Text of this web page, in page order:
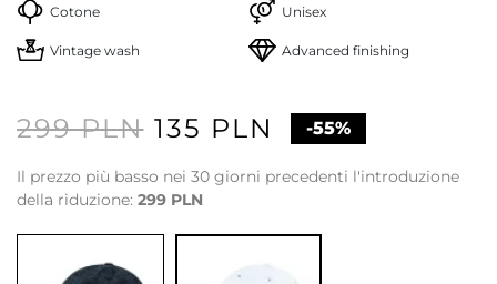
Cotone Unisex
Vintage wash Advanced finishing
299 PLN 135 PLN -55%
Il prezzo più basso nei 30 giorni precedenti l'introduzione
della riduzione: 299 PLN